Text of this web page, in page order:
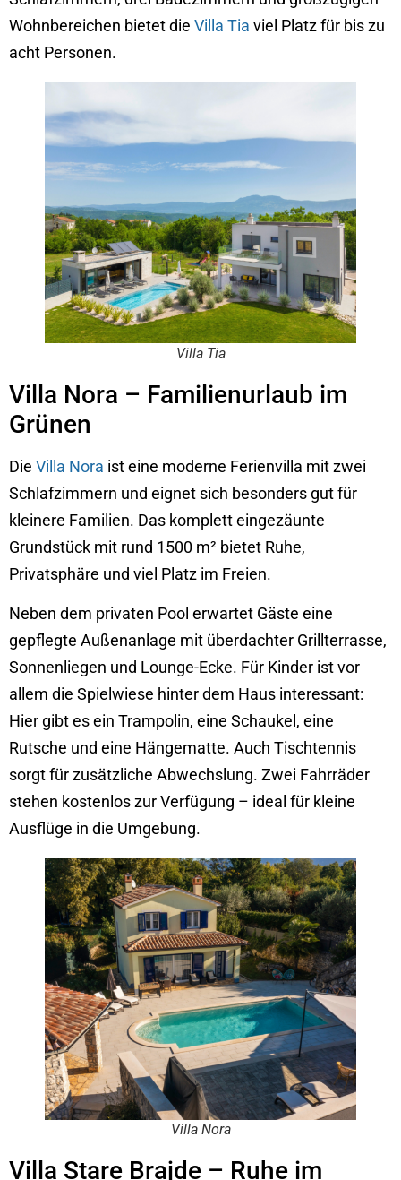
Wohnbereichen bietet die Villa Tia viel Platz für bis zu
acht Personen.
Villa Tia
Villa Nora – Familienurlaub im
Grünen
Die Villa Nora ist eine moderne Ferienvilla mit zwei
Schlafzimmern und eignet sich besonders gut für
kleinere Familien. Das komplett eingezäunte
Grundstück mit rund 1500 m² bietet Ruhe,
Privatsphäre und viel Platz im Freien.
Neben dem privaten Pool erwartet Gäste eine
gepflegte Außenanlage mit überdachter Grillterrasse,
Sonnenliegen und Lounge-Ecke. Für Kinder ist vor
allem die Spielwiese hinter dem Haus interessant:
Hier gibt es ein Trampolin, eine Schaukel, eine
Rutsche und eine Hängematte. Auch Tischtennis
sorgt für zusätzliche Abwechslung. Zwei Fahrräder
stehen kostenlos zur Verfügung – ideal für kleine
Ausflüge in die Umgebung.
Villa Nora
Villa Stare Brajde – Ruhe im